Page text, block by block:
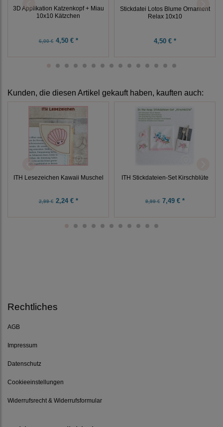
3D Applikation Katzenkopf + Miau
10x10 Kätzchen
6,00 €4,50 € *
Stickdatei Lotos Blume Ornament
Relax 10x10
4,50 € *
Kunden, die diesen Artikel gekauft haben, kauften auch:
ITH Lesezeichen Kawaii Muschel
2,99 €2,24 € *
ITH Stickdateien-Set Kirschblüte
9,99 €7,49 € *
Rechtliches
AGB
Impressum
Datenschutz
Cookieeinstellungen
Widerrufsrecht & Widerrufsformular